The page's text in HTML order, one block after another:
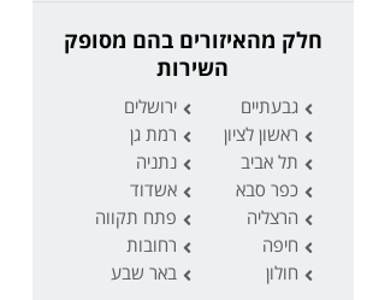
חלק מהאיזורים בהם מסופק
השירות
גבעתיים
ירושלים
ראשון לציון
רמת גן
תל אביב
נתניה
כפר סבא
אשדוד
הרצליה
פתח תקווה
חיפה
רחובות
חולון
באר שבע